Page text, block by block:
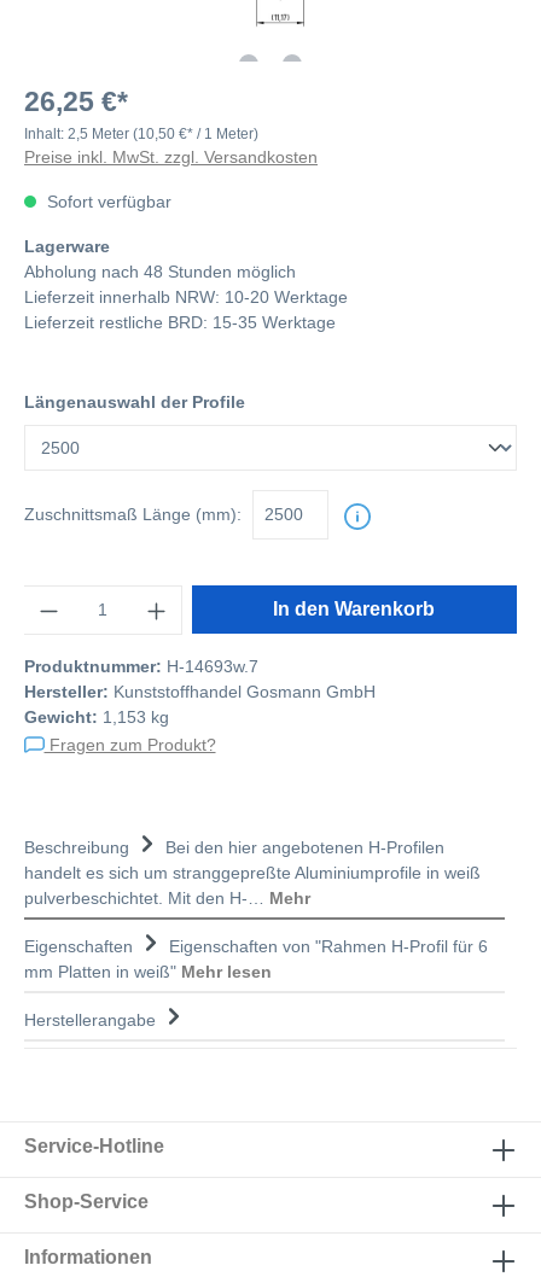
26,25 €*
Inhalt: 2,5 Meter (10,50 €* / 1 Meter)
Preise inkl. MwSt. zzgl. Versandkosten
Sofort verfügbar
Lagerware
Abholung nach 48 Stunden möglich
Lieferzeit innerhalb NRW: 10-20 Werktage
Lieferzeit restliche BRD: 15-35 Werktage
Längenauswahl der Profile
Zuschnittsmaß Länge (mm):
In den Warenkorb
Produktnummer: H-14693w.7
Hersteller: Kunststoffhandel Gosmann GmbH
Gewicht: 1,153 kg
Fragen zum Produkt?
Beschreibung
Bei den hier angebotenen H-Profilen
handelt es sich um stranggepreßte Aluminiumprofile in weiß
pulverbeschichtet. Mit den H-… Mehr
Eigenschaften
Eigenschaften von "Rahmen H-Profil für 6
mm Platten in weiß" Mehr lesen
Herstellerangabe
Service-Hotline
Shop-Service
Informationen